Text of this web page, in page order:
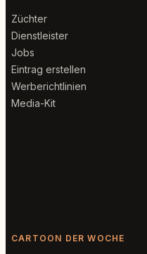
Züchter
Dienstleister
Jobs
Eintrag erstellen
Werberichtlinien
Media-Kit
CARTOON DER WOCHE